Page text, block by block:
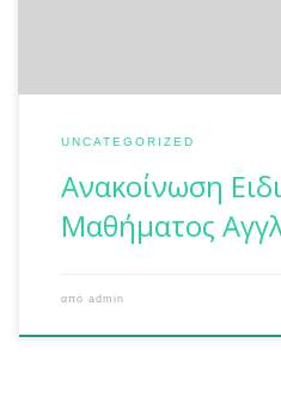
UNCATEGORIZED
Ανακοίνωση
Μαθήματος
από admin